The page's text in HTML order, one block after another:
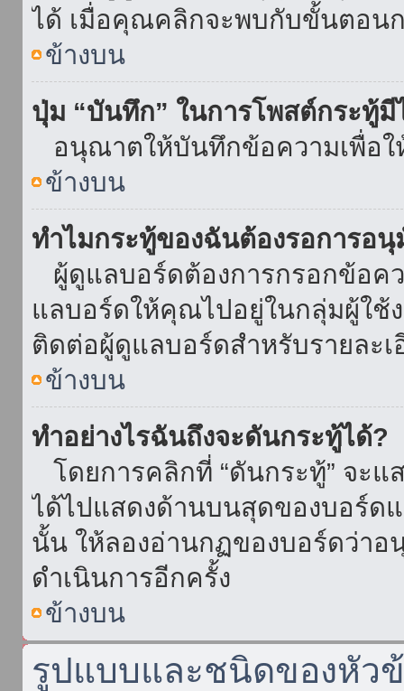
ได้ เมื่อคุณคลิกจะพบกับขั้นตอน
ข้างบน
ปุ่ม “บันทึก” ในการโพสต์กระทู้มี
อนุณาตให้บันทึกข้อความเพื่อใ
ข้างบน
ทำไมกระทู้ของฉันต้องรอการอนุ
ผู้ดูแลบอร์ดต้องการกรอกข้อค
แลบอร์ดให้คุณไปอยู่ในกลุ่มผู้ใช้
ติดต่อผู้ดูแลบอร์ดสำหรับรายละเ
ข้างบน
ทำอย่างไรฉันถึงจะดันกระทู้ได้?
โดยการคลิกที่ “ดันกระทู้” จะ
ได้ไปแสดงด้านบนสุดของบอร์ด
นั้น ให้ลองอ่านกฏของบอร์ดว่า
ดำเนินการอีกครั้ง
ข้างบน
รูปแบบและชนิดของหัว